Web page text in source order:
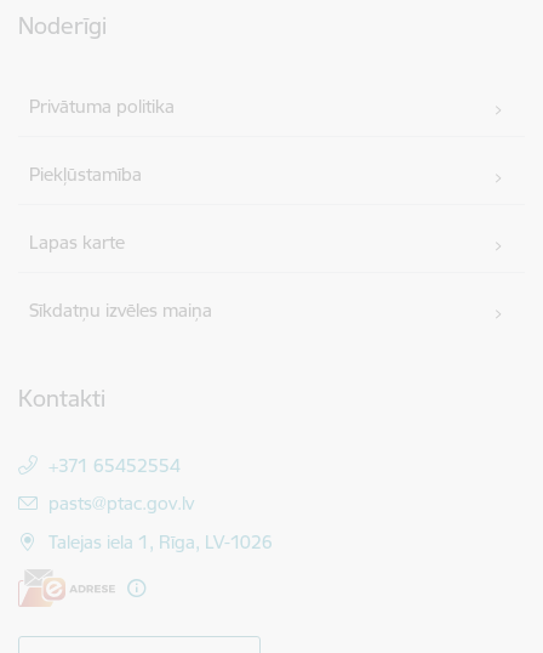
Noderīgi
Privātuma politika
Piekļūstamība
Lapas karte
Sīkdatņu izvēles maiņa
Kontakti
+371 65452554
E-pasts:
pasts@ptac.gov.lv
Talejas iela 1, Rīga, LV-1026